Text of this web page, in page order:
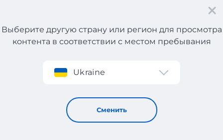
Регистрация
Выберите другую страну или регион для просмотра
контента в соответствии с местом пребывания
Ukraine
Сменить